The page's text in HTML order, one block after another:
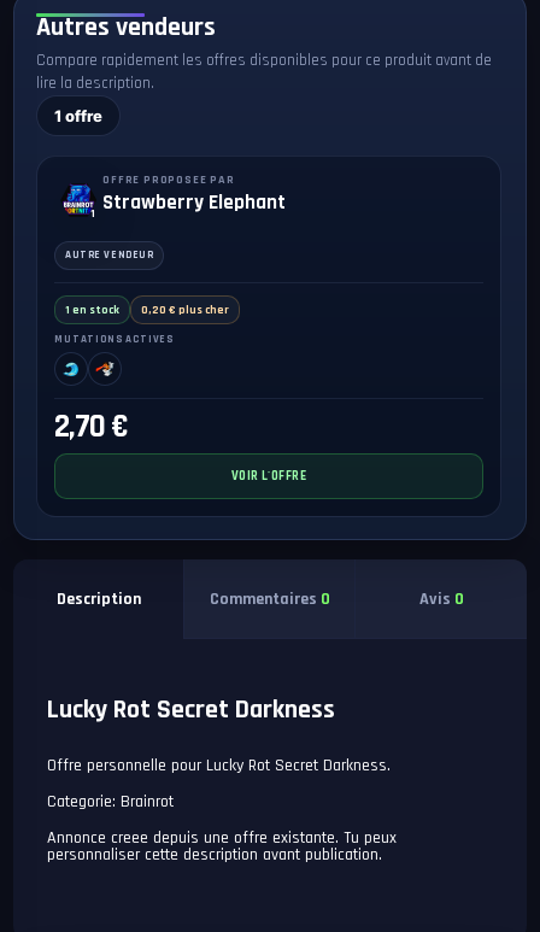
Autres vendeurs
Compare rapidement les offres disponibles pour ce produit avant de
lire la description.
1 offre
1
OFFRE PROPOSEE PAR
Strawberry Elephant
AUTRE VENDEUR
1 en stock 0,20 € plus cher
MUTATIONS ACTIVES
2,70 €
VOIR L'OFFRE
Description Commentaires 0 Avis 0
Lucky Rot Secret Darkness
Offre personnelle pour Lucky Rot Secret Darkness.
Categorie: Brainrot
Annonce creee depuis une offre existante. Tu peux
personnaliser cette description avant publication.